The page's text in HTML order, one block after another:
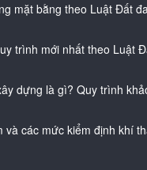
mặt bằng theo Luật Đất
trình mới nhất theo Luật
dựng là gì? Quy trình
các mức kiểm định khí